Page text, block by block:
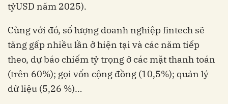
tỷUSD năm 2025).
Cùng với đó, số lượng doanh nghiệp fintech sẽ
tăng gấp nhiều lần ở hiện tại và các năm tiếp
theo, dự báo chiếm tỷ trọng ở các mặt thanh toán
(trên 60%); gọi vốn cộng đồng (10,5%); quản lý
dữ liệu (5,26 %)…